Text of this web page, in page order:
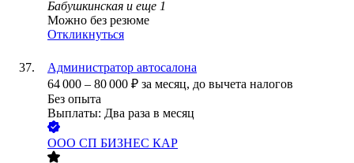
Бабушкинская и еще 1
Можно без резюме
Откликнуться
Администратор автосалона
64 000 – 80 000 ₽ за месяц, до вычета налогов
Без опыта
Выплаты: Два раза в месяц
ООО СП БИЗНЕС КАР